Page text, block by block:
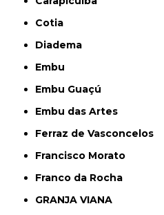
Cotia
Diadema
Embu
Embu Guaçú
Embu das Artes
Ferraz de Vasconcelos
Francisco Morato
Franco da Rocha
GRANJA VIANA